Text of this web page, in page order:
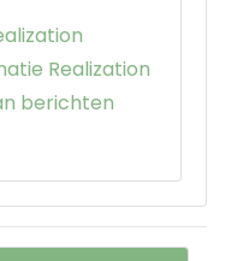
Realization
berichten